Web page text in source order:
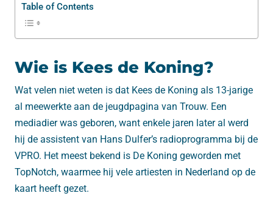
Table of Contents
Wie is Kees de Koning?
Wat velen niet weten is dat Kees de Koning als 13-jarige
al meewerkte aan de jeugdpagina van Trouw. Een
mediadier was geboren, want enkele jaren later al werd
hij de assistent van Hans Dulfer’s radioprogramma bij de
VPRO. Het meest bekend is De Koning geworden met
TopNotch, waarmee hij vele artiesten in Nederland op de
kaart heeft gezet.